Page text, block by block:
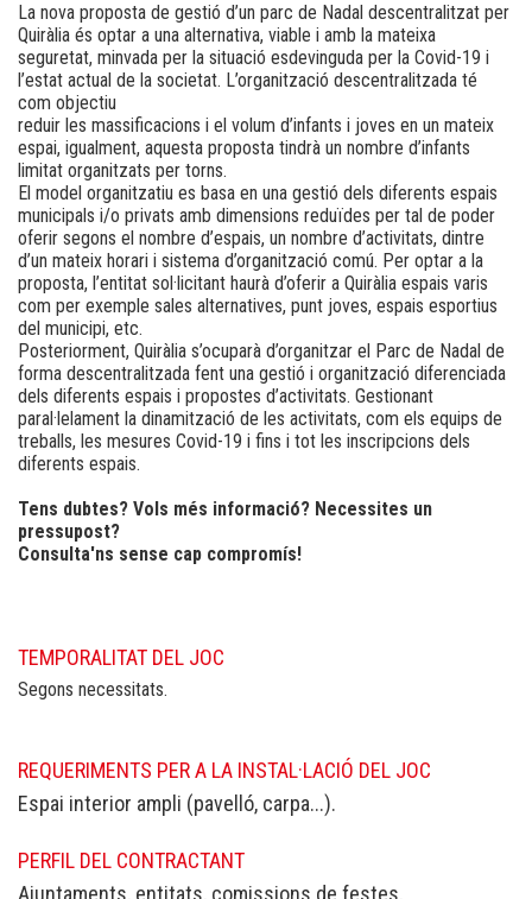
La nova proposta de gestió d’un parc de Nadal descentralitzat per
Quiràlia és optar a una alternativa, viable i amb la mateixa
seguretat, minvada per la situació esdevinguda per la Covid-19 i
l’estat actual de la societat. L’organització descentralitzada té
com objectiu
reduir les massificacions i el volum d’infants i joves en un mateix
espai, igualment, aquesta proposta tindrà un nombre d’infants
limitat organitzats per torns.
El model organitzatiu es basa en una gestió dels diferents espais
municipals i/o privats amb dimensions reduïdes per tal de poder
oferir segons el nombre d’espais, un nombre d’activitats, dintre
d’un mateix horari i sistema d’organització comú. Per optar a la
proposta, l’entitat sol·licitant haurà d’oferir a Quiràlia espais varis
com per exemple sales alternatives, punt joves, espais esportius
del municipi, etc.
Posteriorment, Quiràlia s’ocuparà d’organitzar el Parc de Nadal de
forma descentralitzada fent una gestió i organització diferenciada
dels diferents espais i propostes d’activitats. Gestionant
paral·lelament la dinamització de les activitats, com els equips de
treballs, les mesures Covid-19 i fins i tot les inscripcions dels
diferents espais.
Tens dubtes? Vols més informació? Necessites un
pressupost?
Consulta'ns sense cap compromís!
TEMPORALITAT DEL JOC
Segons necessitats.
REQUERIMENTS PER A LA INSTAL·LACIÓ DEL JOC
Espai interior ampli (pavelló, carpa...).
PERFIL DEL CONTRACTANT
Ajuntaments, entitats, comissions de festes,